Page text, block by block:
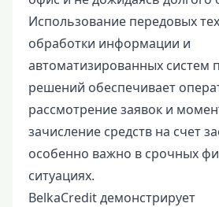
Использование передовых
обработки информации и
автоматизированных систем
решений обеспечивает
рассмотрение заявок и
зачисление средств на счет
особенно важно в срочных
ситуациях.
BelkaCredit демонстрирует